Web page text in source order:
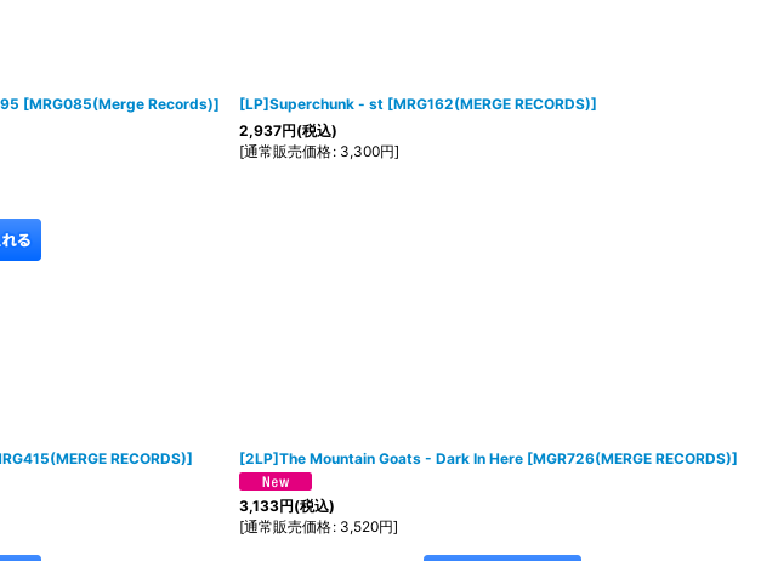
[MRG085(Merge Records)] [LP]Superchunk - st [MRG162(MERGE RECORDS)]
2,937円(税込)
[通常販売価格: 3,300円]
RECORDS)] [2LP]The Mountain Goats - Dark In Here [MGR726(MERGE RECORDS)]
3,133円(税込)
[通常販売価格: 3,520円]